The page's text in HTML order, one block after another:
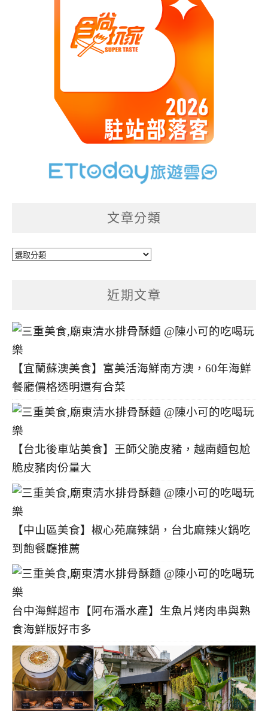
文章分類
文
近期文章
【宜蘭蘇澳美食】富美活海鮮南方澳，60年海鮮
餐廳價格透明還有合菜
【台北後車站美食】王師父脆皮豬，越南麵包尬
脆皮豬肉份量大
【中山區美食】椒心苑麻辣鍋，台北麻辣火鍋吃
到飽餐廳推薦
台中海鮮超市【阿布潘水產】生魚片烤肉串與熟
食海鮮版好市多